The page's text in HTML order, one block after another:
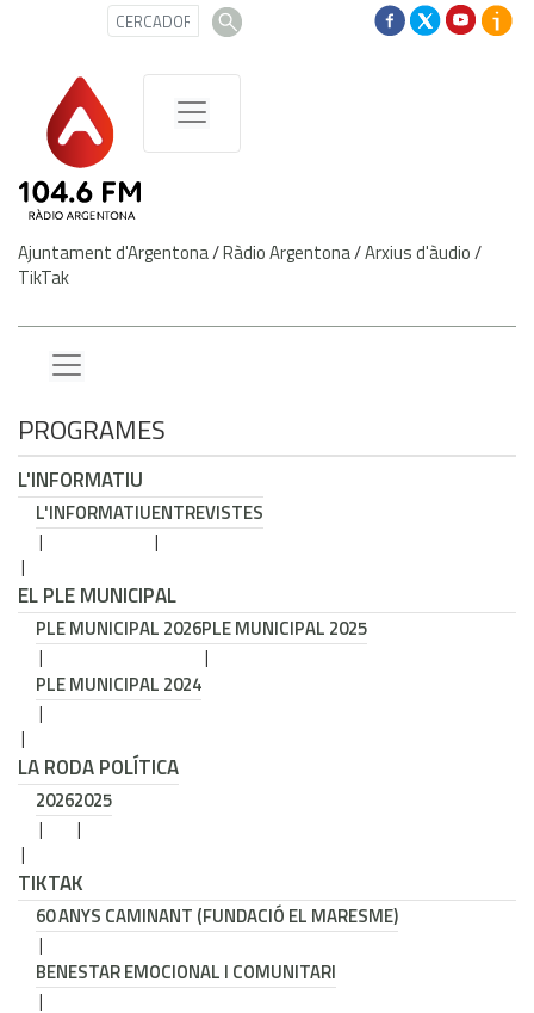
Ajuntament d'Argentona/Ràdio Argentona/Arxius d'àudio/
TikTak
PROGRAMES
L'INFORMATIU
L'INFORMATIUENTREVISTES
EL PLE MUNICIPAL
PLE MUNICIPAL 2026PLE MUNICIPAL 2025
PLE MUNICIPAL 2024
LA RODA POLÍTICA
20262025
TIKTAK
60 ANYS CAMINANT (FUNDACIÓ EL MARESME)
BENESTAR EMOCIONAL I COMUNITARI